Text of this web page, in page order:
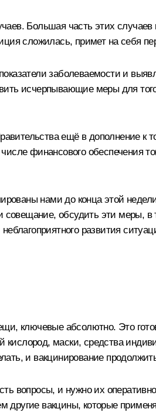
Большая часть этих
сложилась, примет на себя
заболеваемости и
исчерпывающие меры для
ещё в дополнение к
финансового обеспечения
нами до конца этой
обсудить эти меры,
развития
ключевые абсолютно. Это
маски, средства
и вакцинирование
вопросы, и нужно их
вакцины, которые